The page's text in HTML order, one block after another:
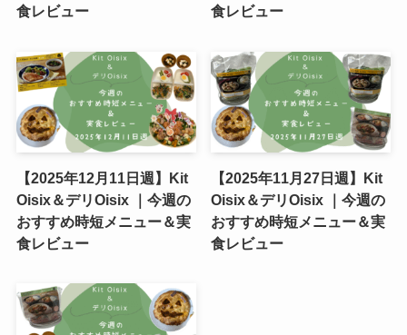
食レビュー
食レビュー
【2025年12月11日週】Kit
Oisix＆デリOisix ｜今週の
おすすめ時短メニュー＆実
食レビュー
【2025年11月27日週】Kit
Oisix＆デリOisix ｜今週の
おすすめ時短メニュー＆実
食レビュー